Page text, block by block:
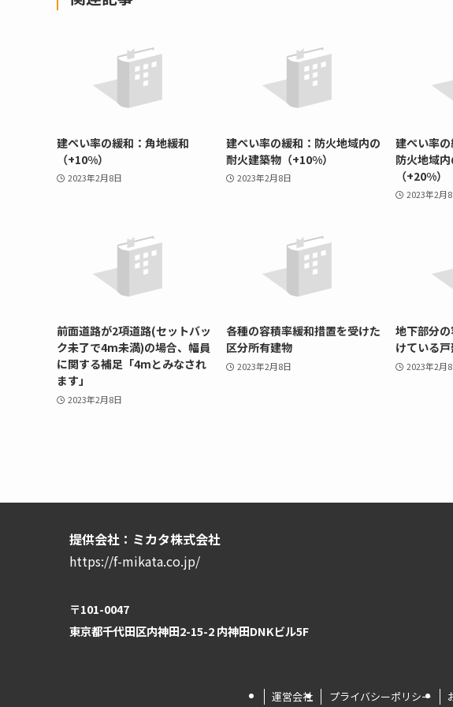
建ぺい率の緩和：角地緩和
（+10%）
2023年2月8日
建ぺい率の緩和：防火地域内の
耐火建築物（+10%）
2023年2月8日
建ぺい率
防火地域
（+20%）
2023年2月
前面道路が2項道路(セットバッ
ク未了で4m未満)の場合、幅員
に関する補足「4mとみなされ
ます」
2023年2月8日
各種の容積率緩和措置を受けた
区分所有建物
2023年2月8日
地下部分
けている
2023年2月
提供会社：ミカタ株式会社
https://f-mikata.co.jp/
〒101-0047
東京都千代田区内神田2-15-2 内神田DNKビル5F
運営会社 プライバシーポリシー